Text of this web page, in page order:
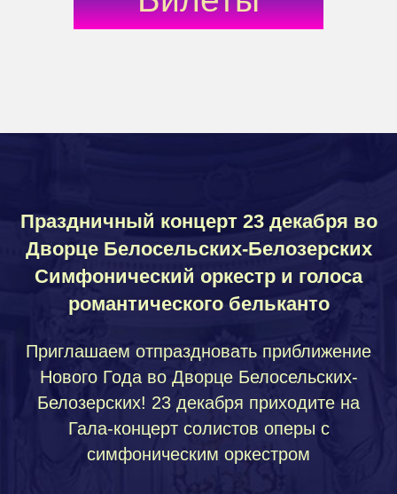
Праздничный концерт 23 декабря во
Дворце Белосельских-Белозерских
Симфонический оркестр и голоса
романтического бельканто
Приглашаем отпраздновать приближение
Нового Года во Дворце Белосельских-
Белозерских! 23 декабря приходите на
Гала-концерт солистов оперы с
симфоническим оркестром